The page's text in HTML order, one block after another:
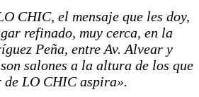
CHIC, el mensaje que les doy,
refinado, muy cerca, en la
Peña, entre Av. Alvear y
salones a la altura de los que
LO CHIC aspira».